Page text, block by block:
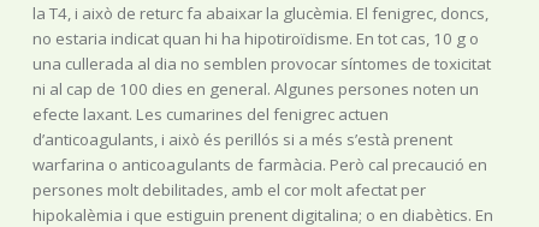
la T4, i això de returc fa abaixar la glucèmia. El fenigrec, doncs,
no estaria indicat quan hi ha hipotiroïdisme. En tot cas, 10 g o
una cullerada al dia no semblen provocar síntomes de toxicitat
ni al cap de 100 dies en general. Algunes persones noten un
efecte laxant. Les cumarines del fenigrec actuen
d’anticoagulants, i això és perillós si a més s’està prenent
warfarina o anticoagulants de farmàcia. Però cal precaució en
persones molt debilitades, amb el cor molt afectat per
hipokalèmia i que estiguin prenent digitalina; o en diabètics. En